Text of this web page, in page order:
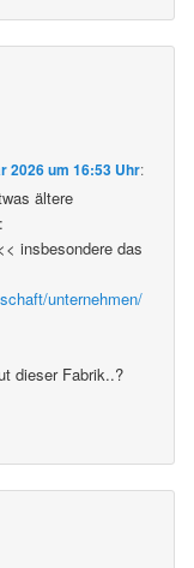
2026 um 16:53 Uhr:
ältere
insbesondere das
unternehmen/
dieser Fabrik..?